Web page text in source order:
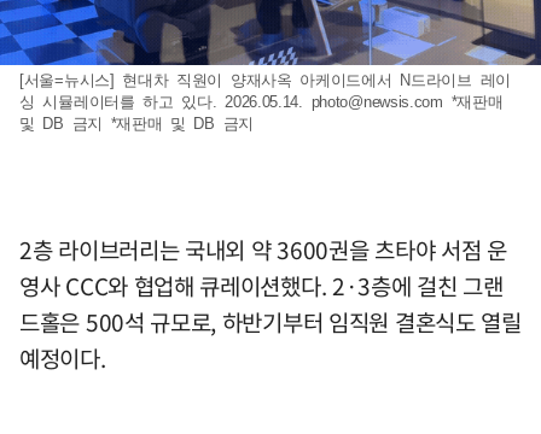
[서울=뉴시스] 현대차 직원이 양재사옥 아케이드에서 N드라이브 레이
싱 시뮬레이터를 하고 있다. 2026.05.14. photo@newsis.com *재판매
및 DB 금지 *재판매 및 DB 금지
2층 라이브러리는 국내외 약 3600권을 츠타야 서점 운
영사 CCC와 협업해 큐레이션했다. 2·3층에 걸친 그랜
드홀은 500석 규모로, 하반기부터 임직원 결혼식도 열릴
예정이다.